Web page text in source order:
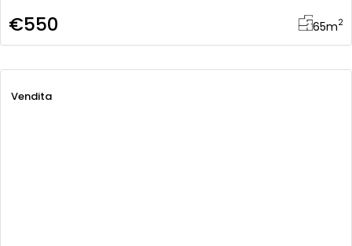
local
€550 65m2
Vendita